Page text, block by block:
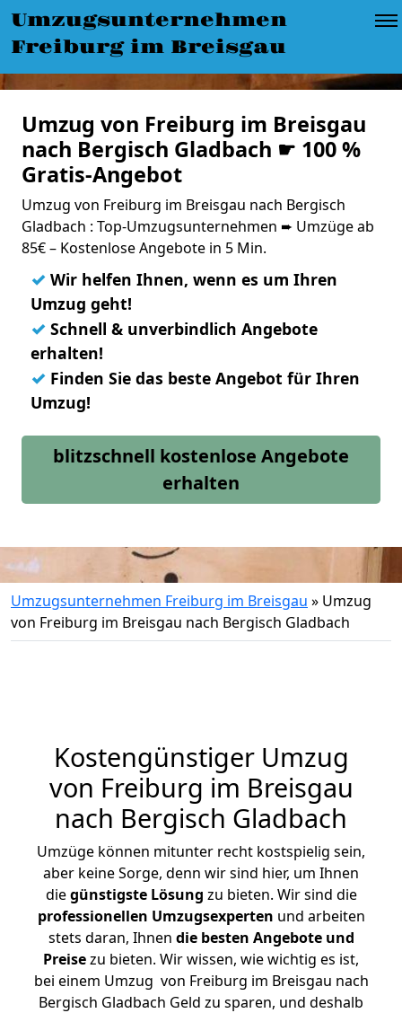
Umzugsunternehmen
Freiburg im Breisgau
Umzug von Freiburg im Breisgau
nach Bergisch Gladbach ☛ 100 %
Gratis-Angebot
Umzug von Freiburg im Breisgau nach Bergisch
Gladbach : Top-Umzugsunternehmen ➨ Umzüge ab
85€ – Kostenlose Angebote in 5 Min.
✓ Wir helfen Ihnen, wenn es um Ihren
Umzug geht!
✓ Schnell & unverbindlich Angebote
erhalten!
✓ Finden Sie das beste Angebot für Ihren
Umzug!
blitzschnell kostenlose Angebote
erhalten
Umzugsunternehmen Freiburg im Breisgau » Umzug
von Freiburg im Breisgau nach Bergisch Gladbach
Kostengünstiger Umzug
von Freiburg im Breisgau
nach Bergisch Gladbach
Umzüge können mitunter recht kostspielig sein,
aber keine Sorge, denn wir sind hier, um Ihnen
diegünstigste Lösung zu bieten. Wir sind die
professionellen Umzugsexperten und arbeiten
stets daran, Ihnen die besten Angebote und
Preisezu bieten. Wir wissen, wie wichtig es ist,
bei einem Umzug von Freiburg im Breisgau nach
Bergisch Gladbach Geld zu sparen, und deshalb